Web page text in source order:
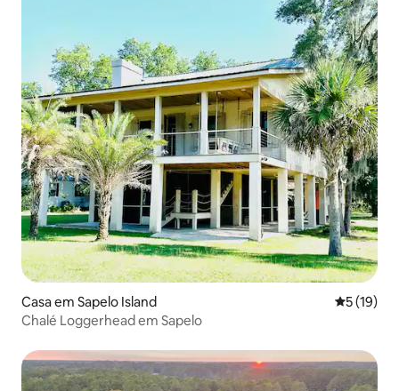
Casa em Sapelo Island
5 (19)
Chalé Loggerhead em Sapelo